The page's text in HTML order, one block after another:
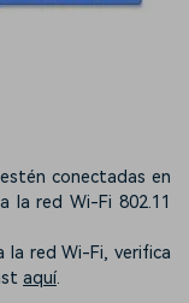
conectadas en
la red Wi-Fi 802.11
la red Wi-Fi, verifica
aquí.